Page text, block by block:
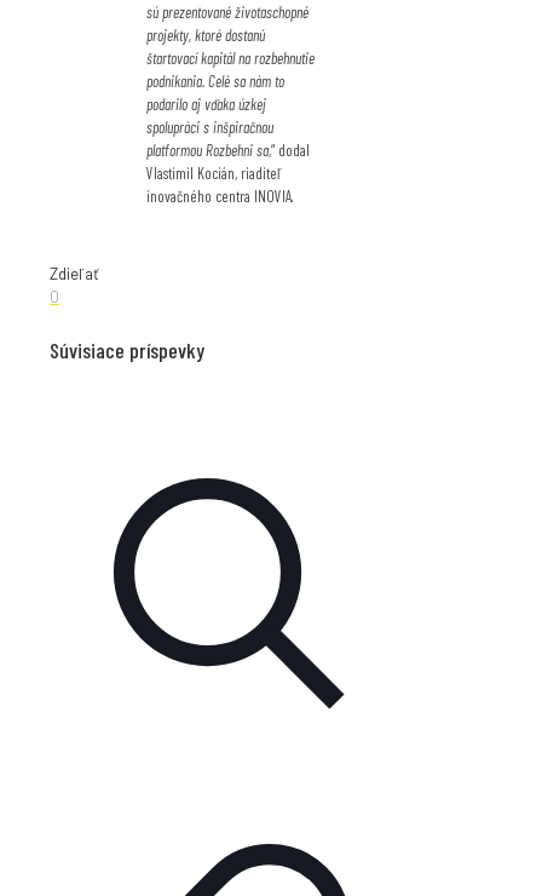
sú prezentované životaschopné
projekty, ktoré dostanú
štartovací kapitál na rozbehnutie
podnikania. Celé sa nám to
podarilo aj vďaka úzkej
spolupráci s inšpiračnou
platformou Rozbehni sa,“ dodal
Vlastimil Kocián, riaditeľ
inovačného centra INOVIA.
Zdieľať
0
Súvisiace príspevky